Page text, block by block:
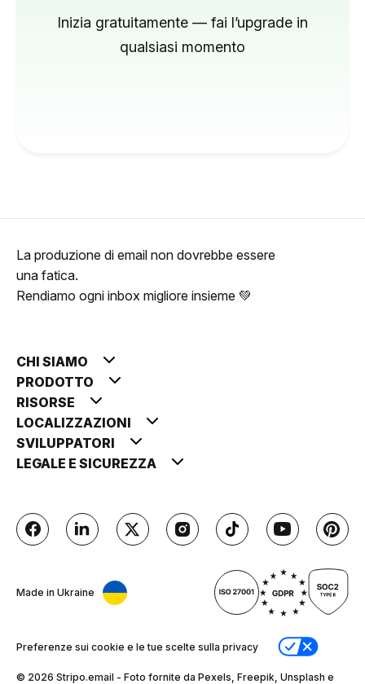
Inizia gratuitamente — fai l’upgrade in
qualsiasi momento
La produzione di email non dovrebbe essere
una fatica.
Rendiamo ogni inbox migliore insieme 💚
CHI SIAMO
PRODOTTO
RISORSE
LOCALIZZAZIONI
SVILUPPATORI
LEGALE E SICUREZZA
Made in Ukraine
Preferenze sui cookie e le tue scelte sulla privacy
© 2026 Stripо.email - Foto fornite da Pexels, Freepik, Unsplash e